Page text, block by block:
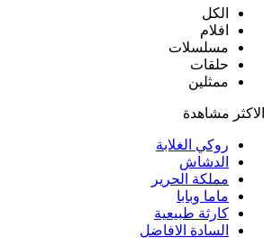
الكل
افلام
مسلسلات
حلقات
ممثلين
الاكثر مشاهدة
روكي الغلابة
الدشاش
مملكة الحرير
ماما وبابا
كارثة طبيعية
السادة الافاضل